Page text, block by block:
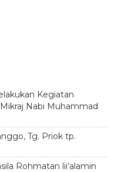
Kegiatan
Nabi Muhammad
Tg. Priok tp.
Rohmatan lii’alamin